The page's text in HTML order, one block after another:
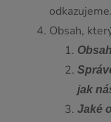
odkazujeme.
Obsah,
jak
Jaké